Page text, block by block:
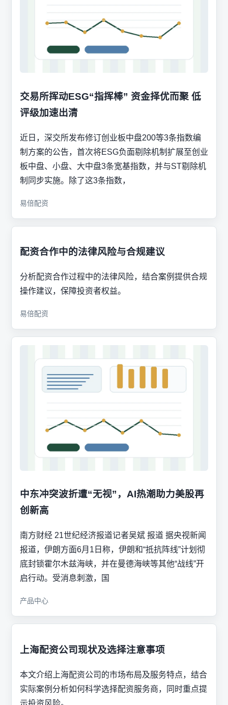
交易所挥动ESG“指挥棒” 资金择优而聚 低
评级加速出清
近日，深交所发布修订创业板中盘200等3条指数编
制方案的公告，首次将ESG负面剔除机制扩展至创业
板中盘、小盘、大中盘3条宽基指数，并与ST剔除机
制同步实施。除了这3条指数，
易倍配资
配资合作中的法律风险与合规建议
分析配资合作过程中的法律风险，结合案例提供合规
操作建议，保障投资者权益。
易倍配资
中东冲突波折遭“无视”，AI热潮助力美股再
创新高
南方财经 21世纪经济报道记者吴斌 报道 据央视新闻
报道，伊朗方面6月1日称，伊朗和“抵抗阵线”计划彻
底封锁霍尔木兹海峡，并在曼德海峡等其他“战线”开
启行动。受消息刺激，国
产品中心
上海配资公司现状及选择注意事项
本文介绍上海配资公司的市场布局及服务特点，结合
实际案例分析如何科学选择配资服务商，同时重点提
示投资风险。